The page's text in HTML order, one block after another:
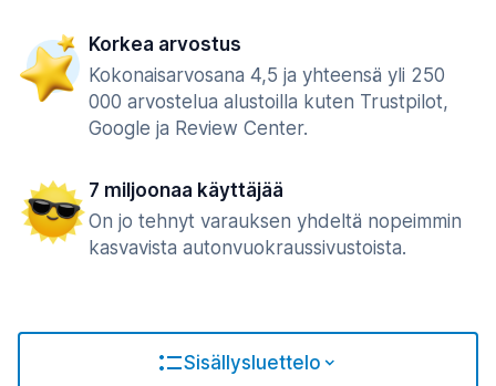
Korkea arvostus
Kokonaisarvosana 4,5 ja yhteensä yli 250
000 arvostelua alustoilla kuten Trustpilot,
Google ja Review Center.
7 miljoonaa käyttäjää
On jo tehnyt varauksen yhdeltä nopeimmin
kasvavista autonvuokraussivustoista.
Sisällysluettelo